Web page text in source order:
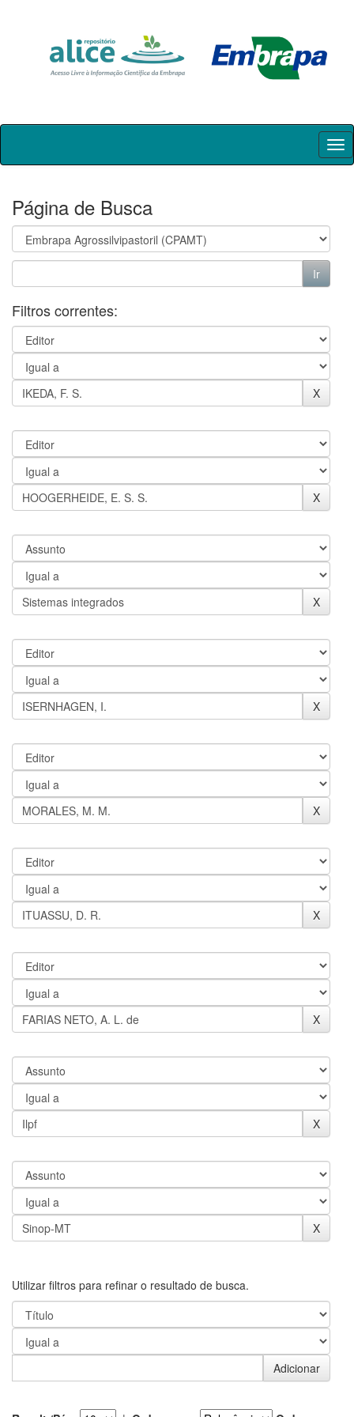
Skip
Página de Busca
Filtros correntes:
Utilizar filtros para refinar o resultado de busca.